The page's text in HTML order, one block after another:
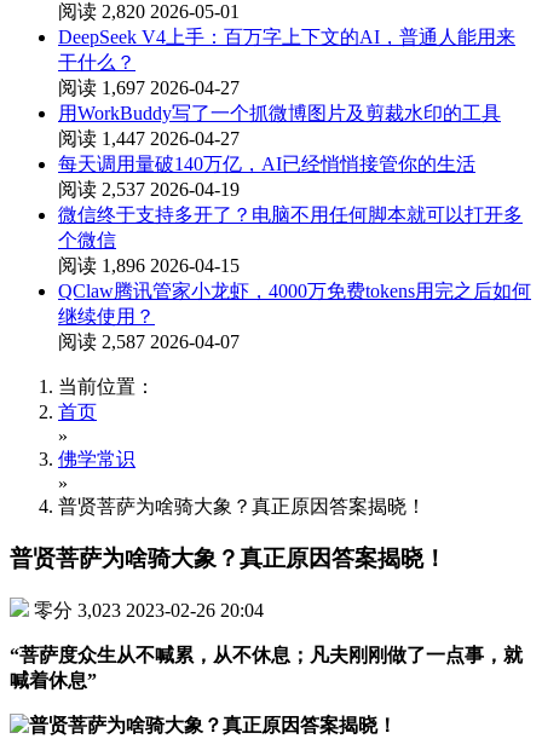
阅读 2,820 2026-05-01
DeepSeek V4上手：百万字上下文的AI，普通人能用来
干什么？
阅读 1,697 2026-04-27
用WorkBuddy写了一个抓微博图片及剪裁水印的工具
阅读 1,447 2026-04-27
每天调用量破140万亿，AI已经悄悄接管你的生活
阅读 2,537 2026-04-19
微信终于支持多开了？电脑不用任何脚本就可以打开多
个微信
阅读 1,896 2026-04-15
QClaw腾讯管家小龙虾，4000万免费tokens用完之后如何
继续使用？
阅读 2,587 2026-04-07
当前位置：
首页
»
佛学常识
»
普贤菩萨为啥骑大象？真正原因答案揭晓！
普贤菩萨为啥骑大象？真正原因答案揭晓！
零分 3,023 2023-02-26 20:04
“菩萨度众生从不喊累，从不休息；凡夫刚刚做了一点事，就
喊着休息”